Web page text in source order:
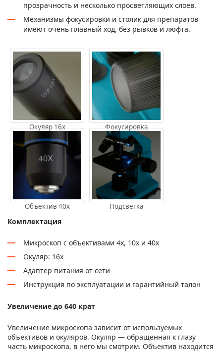
прозрачность и несколько просветляющих слоев.
Механизмы фокусировки и столик для препаратов
имеют очень плавный ход, без рывков и люфта.
Окуляр 16х Фокусировка
Объектив 40х Подсветка
Комплектация
Микроскоп с объективами 4х, 10х и 40х
Окуляр: 16х
Адаптер питания от сети
Инструкция по эксплуатации и гарантийный талон
Увеличение до 640 крат
Увеличение микроскопа зависит от используемых
объективов и окуляров. Окуляр — обращенная к глазу
часть микроскопа, в него мы смотрим. Объектив находится